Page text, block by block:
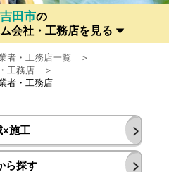
田市の
会社・工務店を見る
者・工務店一覧
工務店
者・工務店
×施工
ら探す